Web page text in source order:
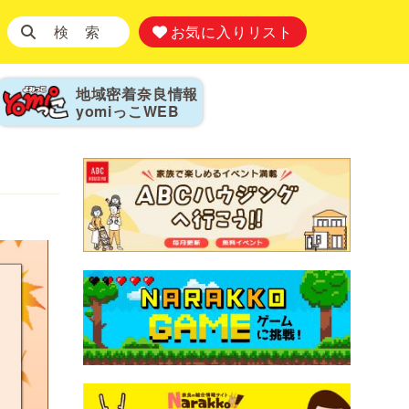
検 索 お気に入りリスト
地域密着奈良情報
yomiっこ WEB